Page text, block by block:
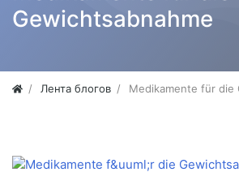
Gewichtsabnahme
Лента блогов Medikamente für die